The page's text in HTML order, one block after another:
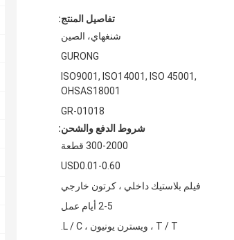
تفاصيل المنتج:
شنغهاي، الصين
GURONG
ISO9001, ISO14001, ISO 45001,
OHSAS18001
GR-01018
شروط الدفع والشحن:
300-2000 قطعة
USD0.01-0.60
فيلم بلاستيك داخلي ، كرتون خارجي
2-5 أيام عمل
T / T ، ويسترن يونيون ، L / C.